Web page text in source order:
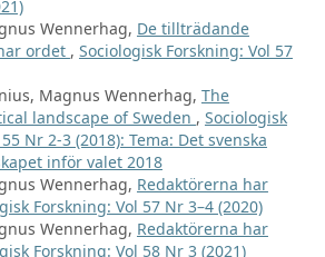
Wennerhag, De tillträdande
ordet , Sociologisk Forskning: Vol 57
Magnus Wennerhag, The
landscape of Sweden , Sociologisk
Nr 2-3 (2018): Tema: Det svenska
inför valet 2018
Wennerhag, Redaktörerna har
Forskning: Vol 57 Nr 3–4 (2020)
Wennerhag, Redaktörerna har
Forskning: Vol 58 Nr 3 (2021)